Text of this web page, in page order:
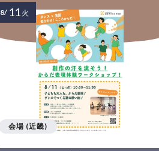
会場 (近畿)
8/ 11 火